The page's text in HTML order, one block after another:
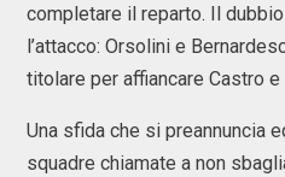
completare il reparto. Il
l’attacco: Orsolini e
titolare per affiancare Castro e
Una sfida che si preannuncia
squadre chiamate a non